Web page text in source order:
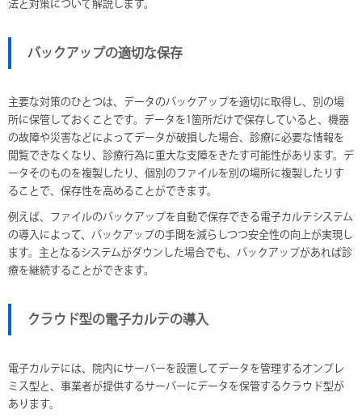
法と対策について解説します。
バックアップの適切な保存
主要な対策のひとつは、データのバックアップを適切に取得し、別の場
所に保管しておくことです。データを1箇所だけで保存していると、機器
の故障や災害などによってデータが破損した場合、診療に必要な情報を
閲覧できなくなり、診療行為に重大な支障をきたす可能性があります。デ
ータそのものを複製したり、個別のファイルを別の場所に複製したりす
ることで、保存性を高めることができます。
例えば、ファイルのバックアップを自動で保存できる電子カルテシステム
の導入によって、バックアップの手間を減らしつつ安全性の向上が実現し
ます。主となるシステムがダウンした場合でも、バックアップがあれば診
療を継続することができます。
クラウド型の電子カルテの導入
電子カルテには、院内にサーバーを設置してデータを管理するオンプレ
ミス型と、事業者が提供するサーバーにデータを保管するクラウド型が
あります。